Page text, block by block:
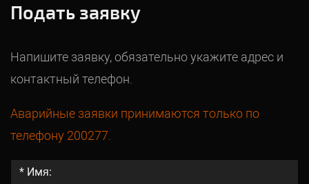
Подать заявку
Напишите заявку, обязательно укажите адрес и
контактный телефон.
Аварийные заявки принимаются только по
телефону 200277.